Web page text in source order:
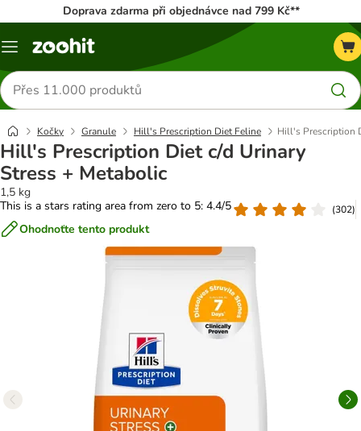
Doprava zdarma při objednávce nad 799 Kč**
Menu
Hledat
produkty
Kočky Granule Hill's Prescription Diet Feline Hill's Prescription
Hill's Prescription Diet c/d Urinary
Stress + Metabolic
1,5 kg
This is a stars rating area from zero to 5: 4.4/5
(302)
Ohodnoťte tento produkt